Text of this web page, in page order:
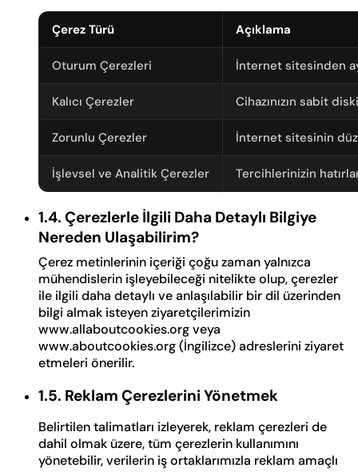
Çerez Türü Açıklama
Oturum Çerezleri İnternet sitesinden
Kalıcı Çerezler Cihazınızın sabit
Zorunlu Çerezler İnternet sitesinin
İşlevsel ve Analitik Çerezler Tercihlerinizin
1.4. Çerezlerle İlgili Daha Detaylı Bilgiye
Nereden Ulaşabilirim?
Çerez metinlerinin içeriği çoğu zaman yalnızca
mühendislerin işleyebileceği nitelikte olup, çerezler
ile ilgili daha detaylı ve anlaşılabilir bir dil üzerinden
bilgi almak isteyen ziyaretçilerimizin
www.allaboutcookies.org veya
www.aboutcookies.org (İngilizce) adreslerini ziyaret
etmeleri önerilir.
1.5. Reklam Çerezlerini Yönetmek
Belirtilen talimatları izleyerek, reklam çerezleri de
dahil olmak üzere, tüm çerezlerin kullanımını
yönetebilir, verilerin iş ortaklarımızla reklam amaçlı